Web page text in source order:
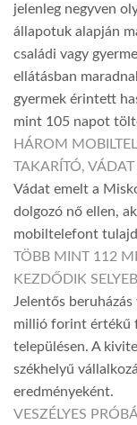
jelenleg negyven
állapotuk alapján
családi vagy
ellátásban
gyermek érintett
mint 105 napot
HÁROM
TAKARÍTÓ, VÁDAT
Vádat emelt a
dolgozó nő ellen,
mobiltelefont
TÖBB MINT 112
KEZDŐDIK
Jelentős
millió forint értékű
településen. A
székhelyű
eredményeként.
VESZÉLYES